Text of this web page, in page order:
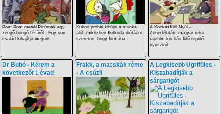
Pom Pom mesél Picúrnak egy
zengő-bongó fésűről - Egy sün
család kihajítja megunt...
Kukori próbál kibújni a munka
alól, miközben Kotkoda diétázni
szeretne, hogy formába...
A Kockásfülű Nyúl -
Zenedélután- magyar retro
rajzfilm kockás fülű repülő
nyusziról
Dr Bubó - Kérem a
következőt 1 évad
Frakk, a macskák réme
- A csúzli
A Legkisebb Ugrifüles -
Kiszabadítják a
sárgarigót